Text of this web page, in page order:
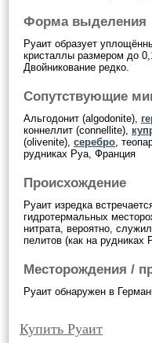
Форма выделения
Руаит образует
кристаллы размером до
Двойникование редко.
Сопутствующие
Альгодонит (algodonite),
коннеллит (connellite),
(olivenite), серебро ,
рудниках Руа, Франция
Происхождение
Руаит изредка
гидротермальных
нитрата, вероятно,
пелитов (как на рудниках
Месторождения /
Руаит обнаружен в
Купить Руаит